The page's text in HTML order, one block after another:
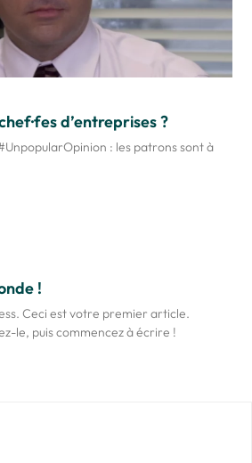
d’entreprises ?
: les patrons sont à
!
Ceci est votre premier article.
le, puis commencez à écrire !